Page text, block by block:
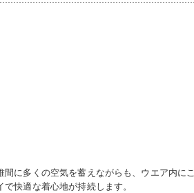
に多くの空気を蓄えながらも、ウエア内にこ
快適な着心地が持続します。